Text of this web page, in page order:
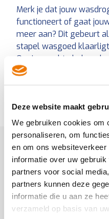
Deze website maakt
We gebruiken cookies om
personaliseren, om
en om ons
informatie over uw
partners voor social
partners kunnen deze
informatie die u aan ze
verzameld op basis van
Merk je dat jouw
functioneert of gaat
meer aan? Dit gebeurt
stapel wasgoed
Om jou snel te helpen
witgoedspecialisten
Rotterdam. Zo is er
passende oplossing te
Wasdroger
vakman in
Het repareren van
in de regio Alkmaar!